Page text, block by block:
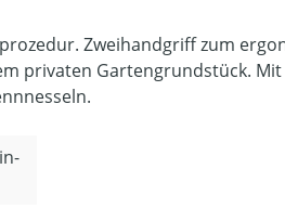
Zweihandgriff zum
privaten Gartengrundstück.